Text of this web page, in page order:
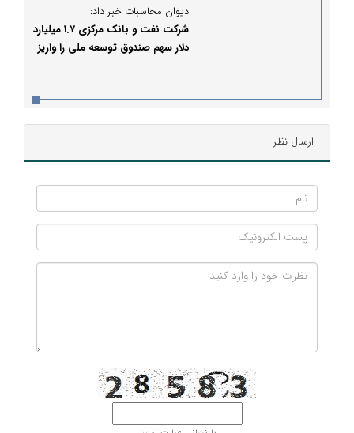
دیوان محاسبات خبر داد:
شرکت نفت و بانک مرکزی ۱.۷ میلیارد
دلار سهم صندوق توسعه ملی را واریز
ارسال نظر